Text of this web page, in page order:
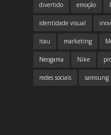
divertido emoção
identidade visual
itau marketing
Neogama Nike
redes sociais samsung